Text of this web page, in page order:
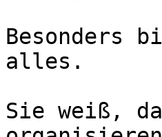
Besonders
alles.
Sie weiß,